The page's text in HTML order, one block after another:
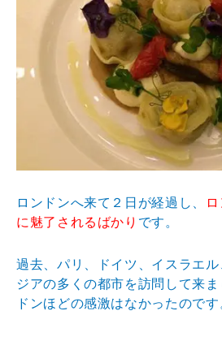
ロンドンへ来て２日が経過し、
に魅了されるばかり です。
過去、パリ、ドイツ、イスラエ
ジアの多くの都市を訪問して来
ドンほどの感激はなかったのです